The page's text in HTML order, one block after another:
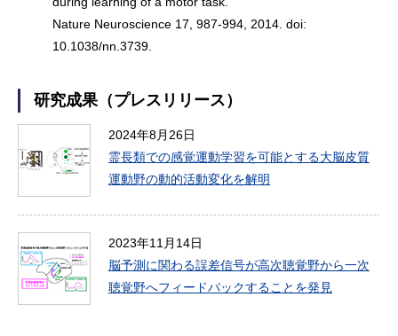
Nature Neuroscience 17, 987-994, 2014. doi:
10.1038/nn.3739.
研究成果（プレスリリース）
2024年8月26日
霊長類での感覚運動学習を可能とする大脳皮質
運動野の動的活動変化を解明
2023年11月14日
脳予測に関わる誤差信号が高次聴覚野から一次
聴覚野へフィードバックすることを発見